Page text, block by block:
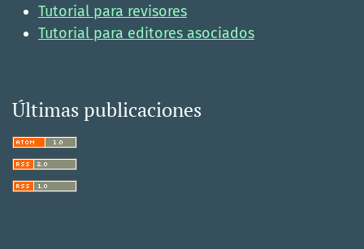
Tutorial para revisores
Tutorial para editores asociados
Últimas publicaciones